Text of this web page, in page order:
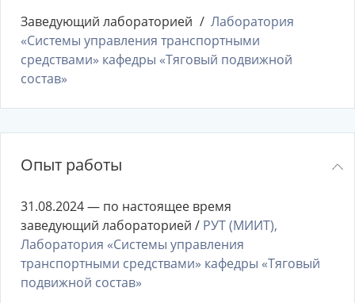
Заведующий лабораторией
Лаборатория
«Системы управления транспортными
средствами» кафедры «Тяговый подвижной
состав»
Опыт работы
31.08.2024 — по настоящее время
заведующий лабораторией / РУТ (МИИТ),
Лаборатория «Системы управления
транспортными средствами» кафедры «Тяговый
подвижной состав»